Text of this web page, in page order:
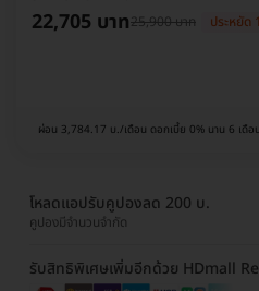
22,705 บาท25,900 บาท ประหยัด
ผ่อน 3,784.17 บ./เดือน ดอกเบี้ย 0% นาน 6 เดือน
โหลดแอปรับคูปองลด 200 บ.
คูปองมีจำนวนจำกัด
รับสิทธิพิเศษเพิ่มอีกด้วย HDmall